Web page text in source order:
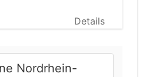
Details
Nordrhein-